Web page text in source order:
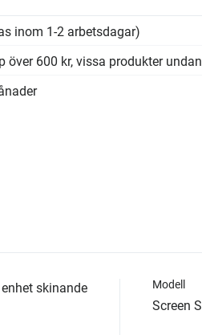
inom 1-2 arbetsdagar)
över 600 kr, vissa produkter
skinande
Modell
Screen